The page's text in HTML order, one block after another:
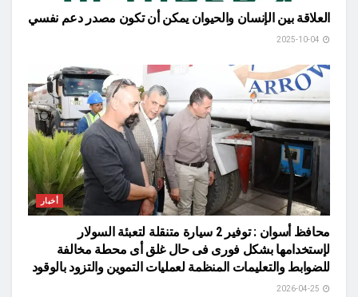
العلاقة بين الإنسان والحيوان يمكن أن تكون مصدر دعم نفسي
أخبار
محافظ أسوان : توفير 2 سيارة متنقلة لتعبئة السولار
لإستخدامها بشكل فورى فى حال غلق أى محطة مخالفة
للضوابط والتعليمات المنظمة لعمليات التموين والتزود بالوقود